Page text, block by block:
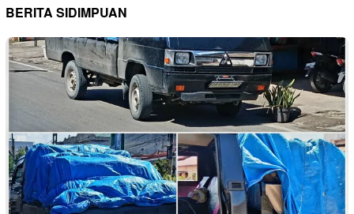
BERITA SIDIMPUAN